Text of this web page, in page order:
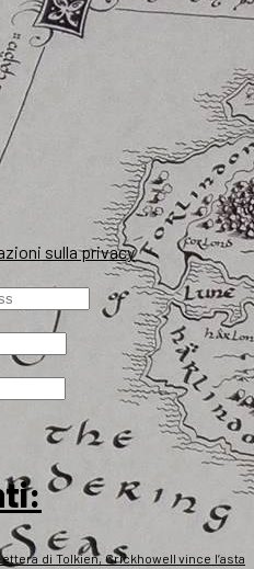
sulla privacy
di Tolkien, Crickhowell vince l’asta